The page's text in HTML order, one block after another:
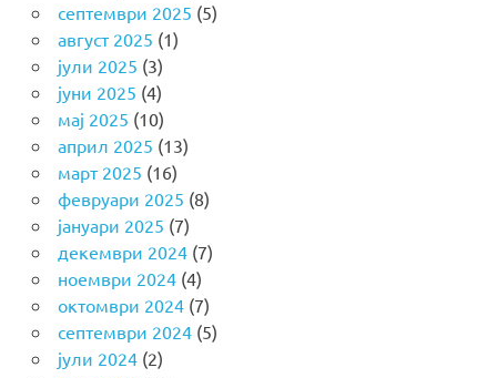
септември 2025 (5)
август 2025 (1)
јули 2025 (3)
јуни 2025 (4)
мај 2025 (10)
април 2025 (13)
март 2025 (16)
февруари 2025 (8)
јануари 2025 (7)
декември 2024(7)
ноември 2024(4)
октомври 2024(7)
септември 2024(5)
јули 2024(2)